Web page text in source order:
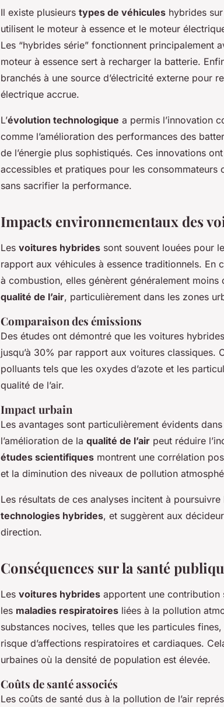
Il existe plusieurs types de véhicules hybrides
utilisent le moteur à essence et le moteur
Les “hybrides série” fonctionnent principalement
moteur à essence sert à recharger la batterie.
branchés à une source d’électricité externe pour
électrique accrue.
L’évolution technologique a permis l’innovation
comme l’amélioration des performances des
de l’énergie plus sophistiqués. Ces innovations
accessibles et pratiques pour les
sans sacrifier la performance.
Impacts environnementaux des
Les voitures hybrides sont souvent louées pour
rapport aux véhicules à essence traditionnels. En
à combustion, elles génèrent généralement moins
qualité de l’air, particulièrement dans les zones
Comparaison des émissions
Des études ont démontré que les voitures
jusqu’à 30% par rapport aux voitures classiques.
polluants tels que les oxydes d’azote et les
qualité de l’air.
Impact urbain
Les avantages sont particulièrement évidents
l’amélioration de la qualité de l’air peut réduire
études scientifiques montrent une corrélation
et la diminution des niveaux de pollution
Les résultats de ces analyses incitent à
technologies hybrides, et suggèrent aux
direction.
Conséquences sur la santé
Les voitures hybrides apportent une contribution
les maladies respiratoires liées à la pollution
substances nocives, telles que les particules
risque d’affections respiratoires et cardiaques.
urbaines où la densité de population est élevée.
Coûts de santé associés
Les coûts de santé dus à la pollution de l’air